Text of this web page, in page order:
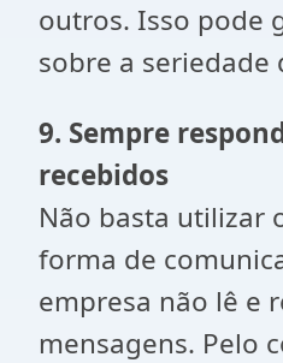
outros. Isso pode
sobre a seriedade
9. Sempre
recebidos
Não basta utilizar
forma de
empresa não lê e
mensagens. Pelo